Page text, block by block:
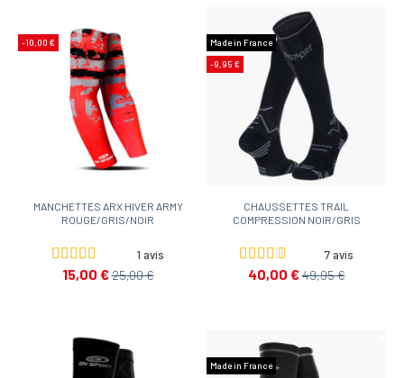
-10,00 €
MANCHETTES ARX HIVER ARMY
ROUGE/GRIS/NOIR
1 avis
15,00 €25,00 €
Made in France
-9,95 €
CHAUSSETTES TRAIL
COMPRESSION NOIR/GRIS
7 avis
40,00 €49,95 €
Made in France